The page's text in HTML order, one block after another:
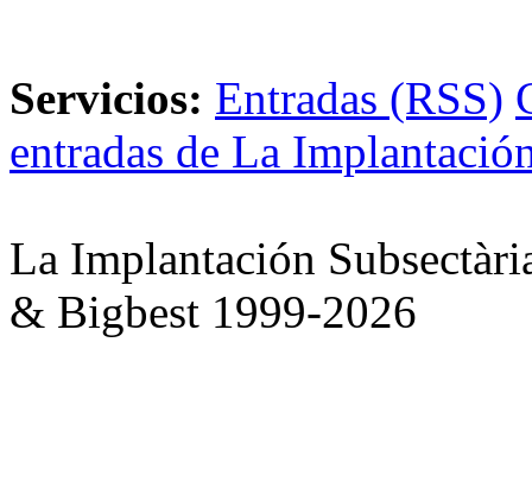
Servicios: Entradas (RSS)
entradas de La
La Implantación
& Bigbest 1999-2026